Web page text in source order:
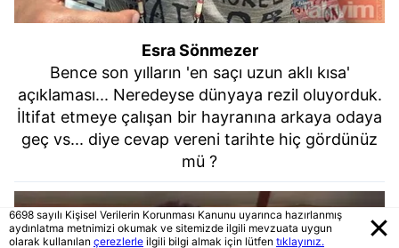
Esra Sönmezer
Bence son yılların 'en saçı uzun aklı kısa'
açıklaması... Neredeyse dünyaya rezil oluyorduk.
İltifat etmeye çalışan bir hayranına arkaya odaya
geç vs... diye cevap vereni tarihte hiç gördünüz
mü ?
6698 sayılı Kişisel Verilerin Korunması Kanunu uyarınca hazırlanmış
aydınlatma metnimizi okumak ve sitemizde ilgili mevzuata uygun
olarak kullanılan çerezlerle ilgili bilgi almak için lütfen tıklayınız.